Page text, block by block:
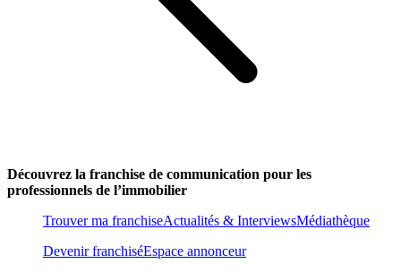
Découvrez la franchise de communication pour les
professionnels de l’immobilier
Trouver ma franchiseActualités & InterviewsMédiathèque
Devenir franchiséEspace annonceur